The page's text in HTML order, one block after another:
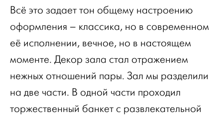
Всё это задает тон общему настроению
оформления – классика, но в современном
её исполнении, вечное, но в настоящем
моменте. Декор зала стал отражением
нежных отношений пары. Зал мы разделили
на две части. В одной части проходил
торжественный банкет с развлекательной